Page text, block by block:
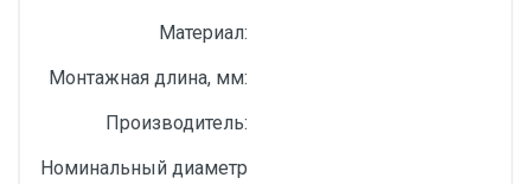
Материал:
Монтажная длина, мм:
Производитель:
Номинальный диаметр